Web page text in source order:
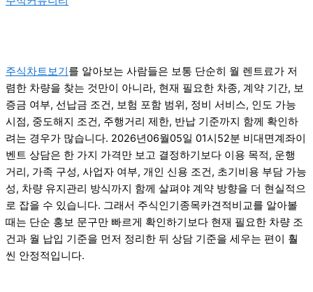
주식차트보기를 알아보는 사람들은 보통 단순히 월 렌트료가 저
렴한 차량을 찾는 것만이 아니라, 현재 필요한 차종, 계약 기간, 보
증금 여부, 선납금 조건, 보험 포함 범위, 정비 서비스, 인도 가능
시점, 중도해지 조건, 주행거리 제한, 반납 기준까지 함께 확인하
려는 경우가 많습니다. 2026년06월05일 01시52분 비대면계좌이
벤트 상담은 한 가지 가격만 보고 결정하기보다 이용 목적, 운행
거리, 가족 구성, 사업자 여부, 개인 신용 조건, 초기비용 부담 가능
성, 차량 유지관리 방식까지 함께 살펴야 계약 방향을 더 현실적으
로 잡을 수 있습니다. 그래서 주식인기종목카견적비교를 알아볼
때는 단순 홍보 문구만 빠르게 확인하기보다 현재 필요한 차량 조
건과 월 납입 기준을 먼저 정리한 뒤 상담 기준을 세우는 편이 훨
씬 안정적입니다.